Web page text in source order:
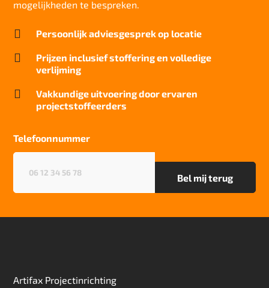
26 dB
Brandwerend
Bfl-S1
Particulier gebruik
sterk
sterk
mogelijkheden te bespreken.
 Persoonlijk adviesgesprek op locatie

Prijzen inclusief stoffering en volledige
verlijming

Vakkundige uitvoering door ervaren
projectstoffeerders
Telefoonnummer
Artifax Projectinrichting